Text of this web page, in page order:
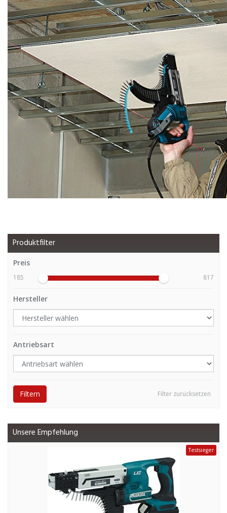
Produktfilter
Preis
185 817
Hersteller
Antriebsart
Filter zurücksetzen
Filtern
Unsere Empfehlung
Testsieger